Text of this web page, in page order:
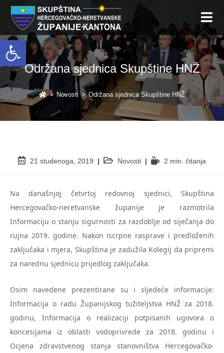
Open toolbar
Održana sjednica Skupštine HNŽ
> Novosti > Održana sjednica Skupštine HNŽ
21 studenoga, 2019 Novosti 2 min. čitanja
Na današnjoj četvrtoj redovnoj sjednici, Skupština
Hercegovačko-neretvanske županije je razmotrila
Informaciju o stanju sigurnosti za razdoblje od siječanja do
rujna 2019. godine. Nakon iscrpne rasprave i predloženih
zaključaka i mjera, Skupština je zadužila Kolegij da pripremi
za narednu sjednicu prijedlog zaključaka.
Osim navedene prezentirane su i sljedeće informacije:
Informacija o radu Županijskog tužiteljstva HNŽ za 2018.
godinu, Informacija o realizaciji potpisanih ugovora o
koncesijama iz oblasti vodoprivrede za 2018. godinu i
Ocjena zdravstvenog stanja stanovništva Hercegovačko-